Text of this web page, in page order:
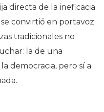
directa de la ineficacia
convirtió en portavoz
tradicionales no
la de una
democracia, pero sí a